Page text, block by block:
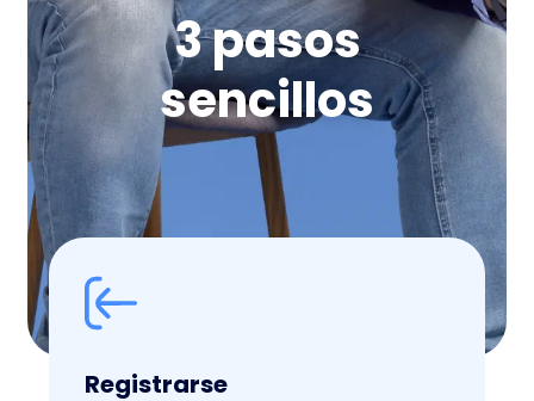
3 pasos
sencillos
Registrarse